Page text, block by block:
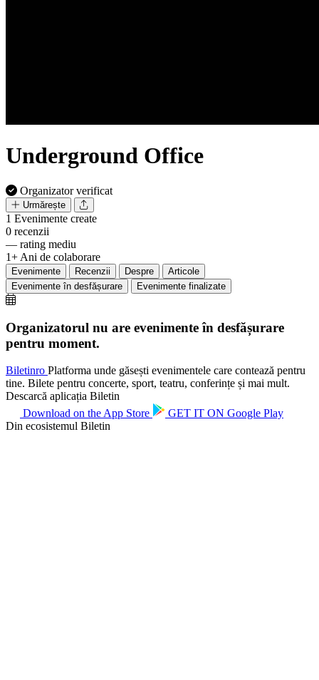
Underground Office
Organizator verificat
Urmărește
1 Evenimente create
0 recenzii
— rating mediu
1+ Ani de colaborare
Evenimente Recenzii Despre
Articole
Evenimente în desfășurare
Evenimente finalizate
Organizatorul nu are evenimente în desfășurare
pentru moment.
Biletinro Platforma unde găsești evenimentele care contează pentru
tine. Bilete pentru concerte, sport, teatru, conferințe și mai mult.
Descarcă aplicația Biletin
Download on the App Store GET IT ON Google Play
Din ecosistemul Biletin